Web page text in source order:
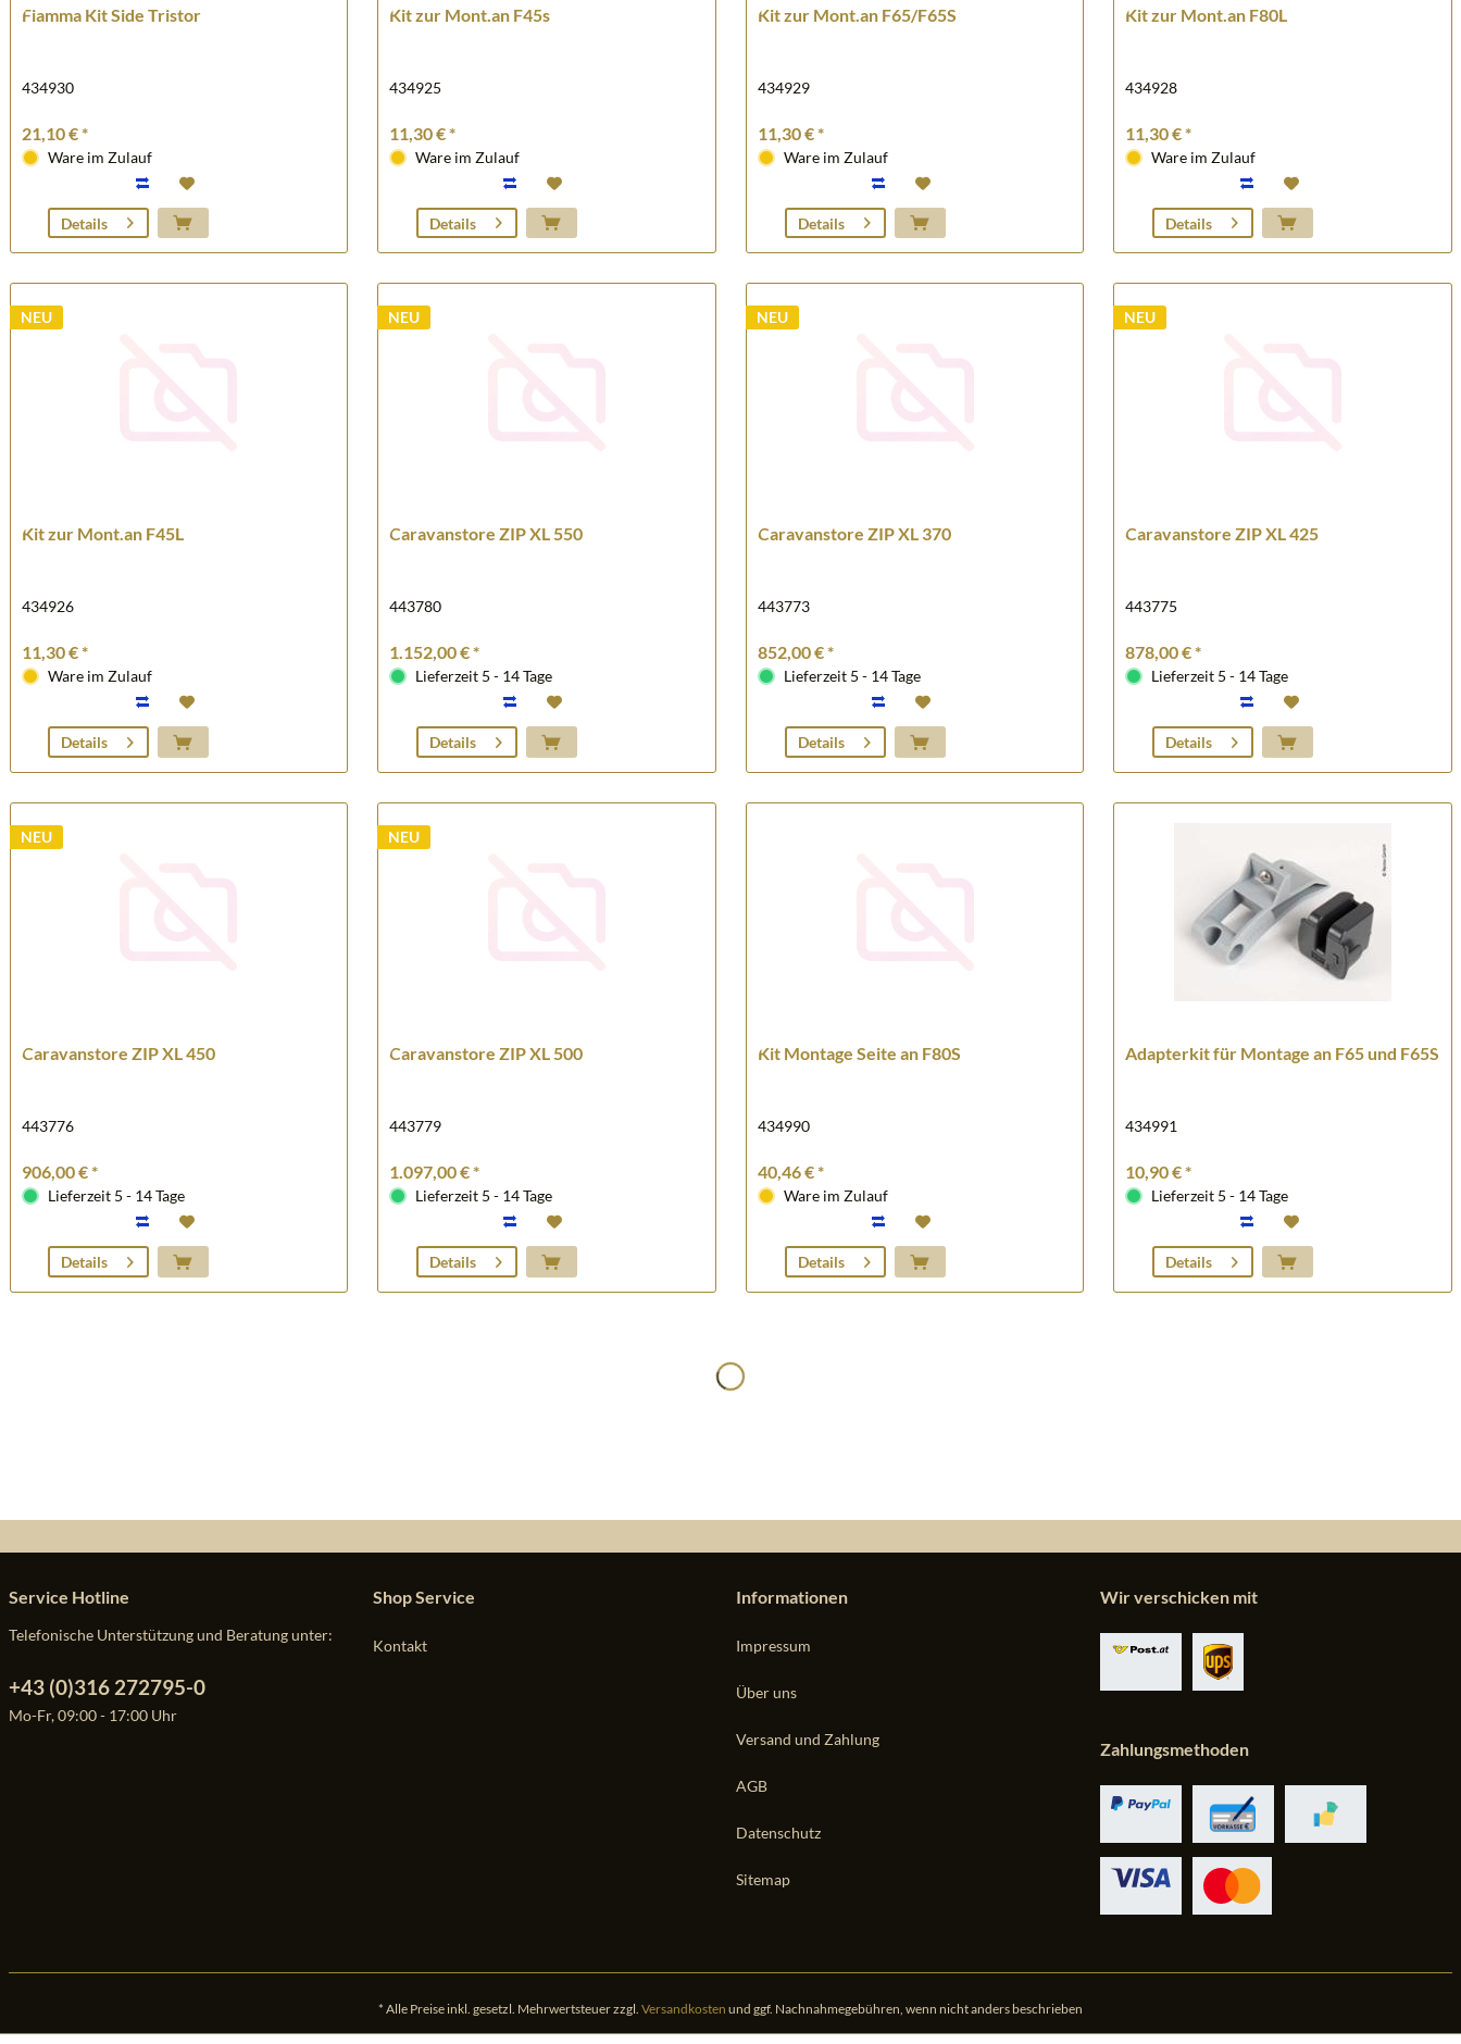
Fiamma Kit Side Tristor
434930
21,10 € *
Ware im Zulauf
Details
Kit zur Mont.an F45s
434925
11,30 € *
Ware im Zulauf
Details
Kit zur Mont.an F65/F65S
434929
11,30 € *
Ware im Zulauf
Details
Kit zur Mont.an F80L
434928
11,30 € *
Ware im Zulauf
Details
NEU
Kit zur Mont.an F45L
434926
11,30 € *
Ware im Zulauf
Details
NEU
Caravanstore ZIP XL 550
443780
1.152,00 € *
Lieferzeit 5 - 14 Tage
Details
NEU
Caravanstore ZIP XL 370
443773
852,00 € *
Lieferzeit 5 - 14 Tage
Details
NEU
Caravanstore ZIP XL 425
443775
878,00 € *
Lieferzeit 5 - 14 Tage
Details
NEU
Caravanstore ZIP XL 450
443776
906,00 € *
Lieferzeit 5 - 14 Tage
Details
NEU
Caravanstore ZIP XL 500
443779
1.097,00 € *
Lieferzeit 5 - 14 Tage
Details
Kit Montage Seite an F80S
434990
40,46 € *
Ware im Zulauf
Details
Adapterkit für Montage an F65 und F65S
434991
10,90 € *
Lieferzeit 5 - 14 Tage
Details
Service Hotline
Telefonische Unterstützung und Beratung unter:
+43 (0)316 272795-0
Mo-Fr, 09:00 - 17:00 Uhr
Shop Service
Kontakt
Informationen
Impressum
Über uns
Versand und Zahlung
AGB
Datenschutz
Sitemap
Wir verschicken mit
Zahlungsmethoden
* Alle Preise inkl. gesetzl. Mehrwertsteuer zzgl. Versandkosten und ggf. Nachnahmegebühren, wenn nicht anders beschrieben